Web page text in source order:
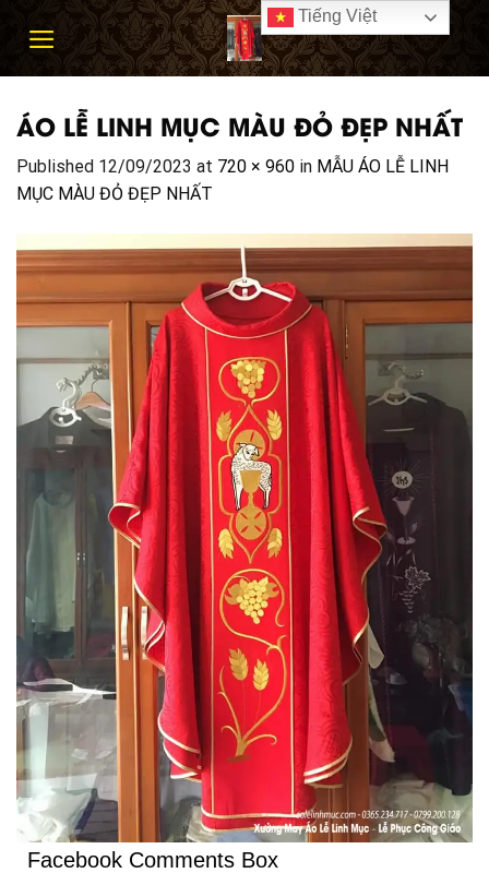
ÁO LỄ LINH MỤC MÀU ĐỎ ĐẸP NHẤT
Published 12/09/2023 at 720 × 960 in MẪU ÁO LỄ LINH
MỤC MÀU ĐỎ ĐẸP NHẤT
Facebook Comments Box
Tiếng Việt